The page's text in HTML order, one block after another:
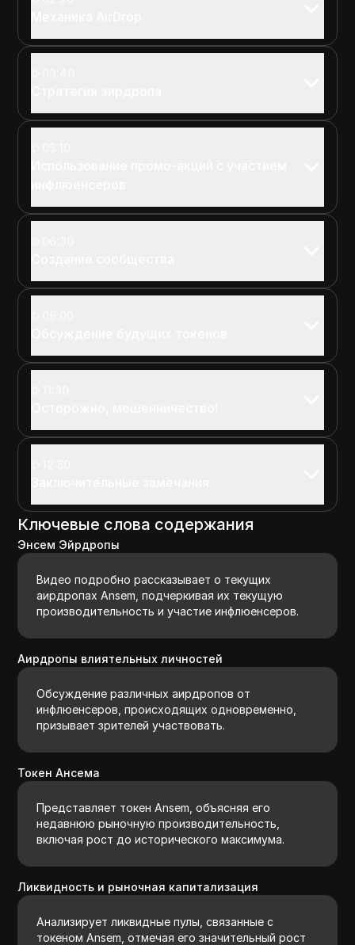
Ключевые слова содержания
Энсем Эйрдропы
Видео подробно рассказывает о текущих
аирдропах Ansem, подчеркивая их текущую
производительность и участие инфлюенсеров.
Аирдропы влиятельных личностей
Обсуждение различных аирдропов от
инфлюенсеров, происходящих одновременно,
призывает зрителей участвовать.
Токен Ансема
Представляет токен Ansem, объясняя его
недавнюю рыночную производительность,
включая рост до исторического максимума.
Ликвидность и рыночная капитализация
Анализирует ликвидные пулы, связанные с
токеном Ansem, отмечая его значительный рост